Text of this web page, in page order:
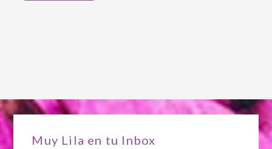
Muy Lila en tu Inbox